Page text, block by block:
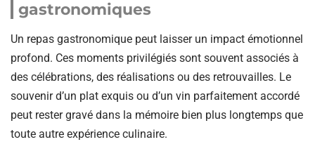
gastronomiques
Un repas gastronomique peut laisser un impact émotionnel
profond. Ces moments privilégiés sont souvent associés à
des célébrations, des réalisations ou des retrouvailles. Le
souvenir d’un plat exquis ou d’un vin parfaitement accordé
peut rester gravé dans la mémoire bien plus longtemps que
toute autre expérience culinaire.